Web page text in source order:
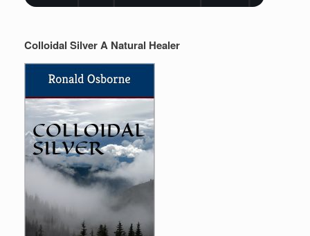
Colloidal Silver A Natural Healer